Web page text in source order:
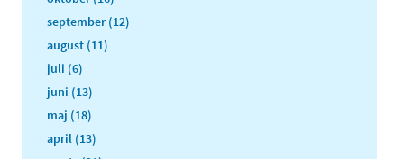
september (12)
august (11)
juli (6)
juni (13)
maj (18)
april (13)